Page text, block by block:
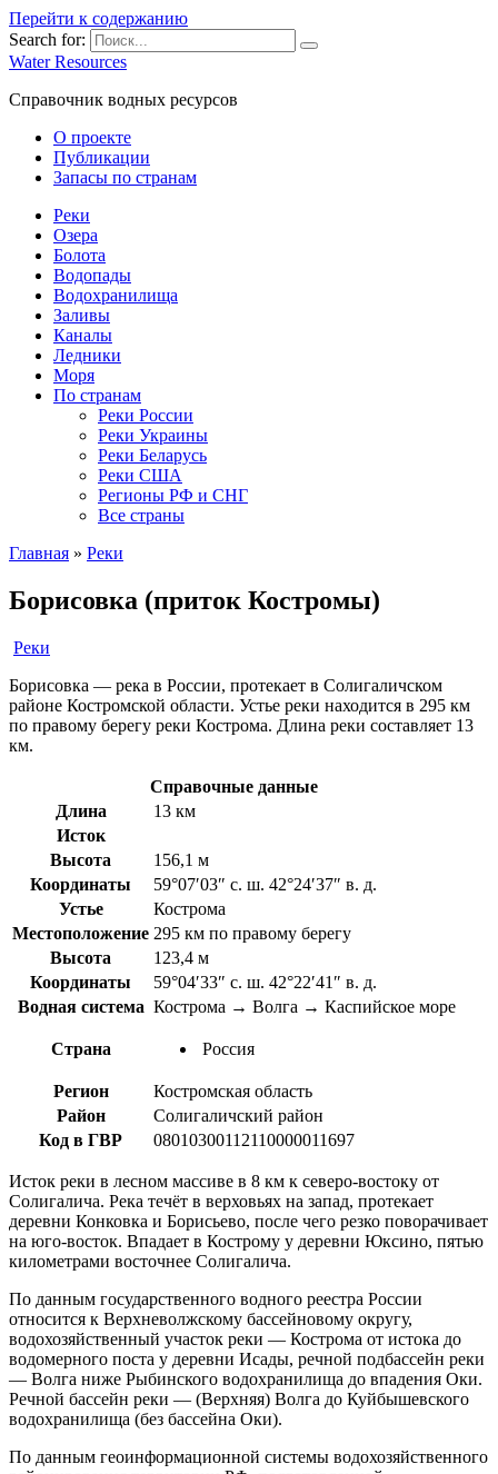
Перейти к содержанию
Search for:
Water Resources
Справочник водных ресурсов
О проекте
Публикации
Запасы по странам
Реки
Озера
Болота
Водопады
Водохранилища
Заливы
Каналы
Ледники
Моря
По странам
Реки России
Реки Украины
Реки Беларусь
Реки США
Регионы РФ и СНГ
Все страны
Главная » Реки
Борисовка (приток Костромы)
Реки
Борисовка — река в России, протекает в Солигаличском
районе Костромской области. Устье реки находится в 295 км
по правому берегу реки Кострома. Длина реки составляет 13
км.
Справочные данные
Длина
13 км
Исток
Высота
156,1 м
Координаты
59°07′03″ с. ш. 42°24′37″ в. д.
Устье
Кострома
Местоположение 295 км по правому берегу
Высота
123,4 м
Координаты
59°04′33″ с. ш. 42°22′41″ в. д.
Водная система Кострома → Волга → Каспийское море
Страна Россия
Регион
Костромская область
Район
Солигаличский район
Код в ГВР
08010300112110000011697
Исток реки в лесном массиве в 8 км к северо-востоку от
Солигалича. Река течёт в верховьях на запад, протекает
деревни Конковка и Борисьево, после чего резко поворачивает
на юго-восток. Впадает в Кострому у деревни Юксино, пятью
километрами восточнее Солигалича.
По данным государственного водного реестра России
относится к Верхневолжскому бассейновому округу,
водохозяйственный участок реки — Кострома от истока до
водомерного поста у деревни Исады, речной подбассейн реки
— Волга ниже Рыбинского водохранилища до впадения Оки.
Речной бассейн реки — (Верхняя) Волга до Куйбышевского
водохранилища (без бассейна Оки).
По данным геоинформационной системы водохозяйственного